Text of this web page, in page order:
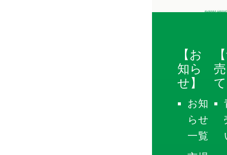
【お
知ら
せ】
お知
らせ
一覧